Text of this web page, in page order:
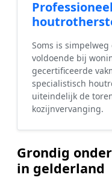
Soms is
voldoende bij
gecertificeerde
specialistisch
uiteindelijk de
kozijnvervanging.
Grondig
in gelderland